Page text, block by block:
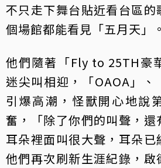
不只走下舞台貼近看台區的
個場館都能看見「五月天」。
他們隨著「Fly to 25TH豪
迷尖叫相迎，「OAOA」、
引爆高潮，怪獸開心地說
奮，「除了你們的叫聲，還
耳朵裡面叫很大聲，耳朵
他們再次刷新生涯紀錄，啟